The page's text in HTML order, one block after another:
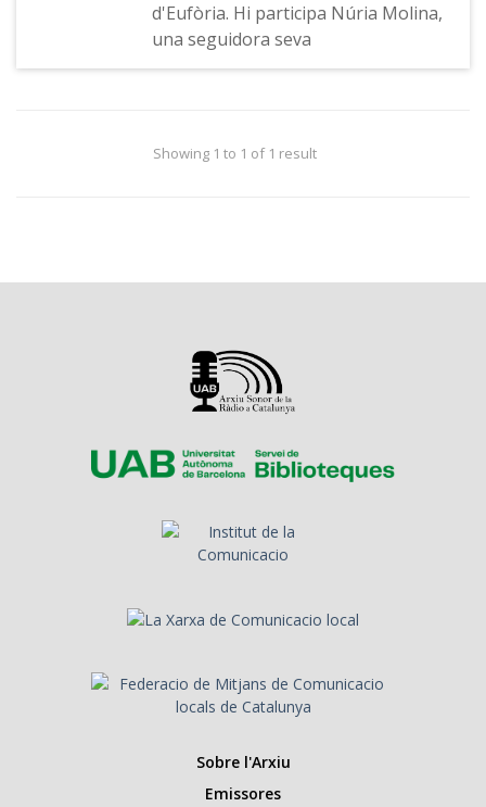
d'Eufòria. Hi participa Núria Molina,
una seguidora seva
Showing 1 to 1 of 1 result
Sobre l'Arxiu
Emissores